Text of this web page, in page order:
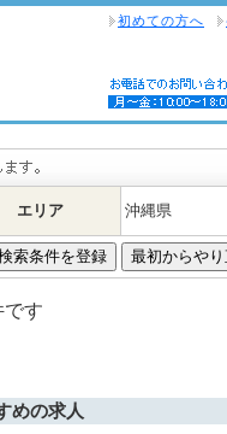
初めての方へ
エリア 沖縄県
です
めの求人